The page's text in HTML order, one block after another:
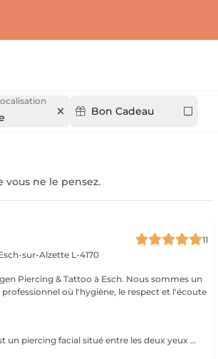
Bon Cadeau
ne le pensez.
11
sur-Alzette L-4170
un
où l'hygiène, le respect et l'écoute
Le Piercing Bridge est un piercing facial situé entre les deux yeux à la racine du nez. Un Piercing en titane chirurgical est inclus. Le titane est hypoallergénique, léger et idéal pour les premières phases de cicatrisation. Si tu souhaites te faire percer mais que tu as peur des aiguilles ou que tu souffres d'anxiété (stress, blocage), nous te demandons de bien vouloir réserver le service intitulé: <<NOM DU PIERCING (Phobie des aiguilles)>> Ce service ne côute pas plus cher. Il est simplement prévu pour des raisons d'organisation, afin que tout le monde soit à l'aise et bien accueilli(e).